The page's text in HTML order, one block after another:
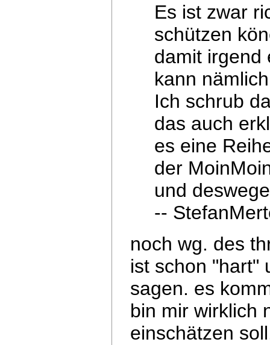
Es ist zwar
schützen
damit irgend
kann
Ich schrub
das auch
es eine
der
und
--
noch wg. des
ist schon "hart"
sagen. es
bin mir wirklich
einschätzen